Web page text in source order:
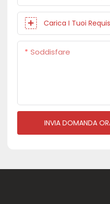
Carica I Tuoi
Soddisfare
INVIA DOMANDA